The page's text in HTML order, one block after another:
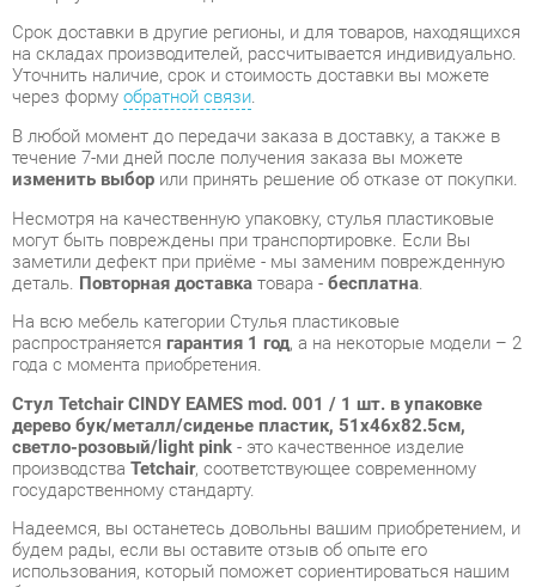
В любой момент до передачи заказа в доставку, а также в
течение 7-ми дней после получения заказа вы можете
изменить выборили принять решение об отказе от покупки.
Несмотря на качественную упаковку, стулья пластиковые
заметили дефект при приёме - мы заменим поврежденную
деталь.Повторная доставкатовара -бесплатна.
распространяетсягарантия 1 год, а на некоторые модели – 2
года с момента приобретения.
Стул Tetchair CINDY EAMES mod. 001 / 1 шт. в упаковке
светло-розовый/light pink- это качественное изделие
производстваTetchair, соответствующее современному
государственному стандарту.
Надеемся, вы останетесь довольны вашим приобретением, и
будем рады, если вы оставите отзыв об опыте его
использования, который поможет сориентироваться нашим
будущим покупателям.
Кроме формы обратной связиполучить развёрнутую
консультацию, фото и видеообзор продукции вы можете по
e-mail, телефону в Екатеринбурге и через мессенджеры
Telegram и WhatsApp.